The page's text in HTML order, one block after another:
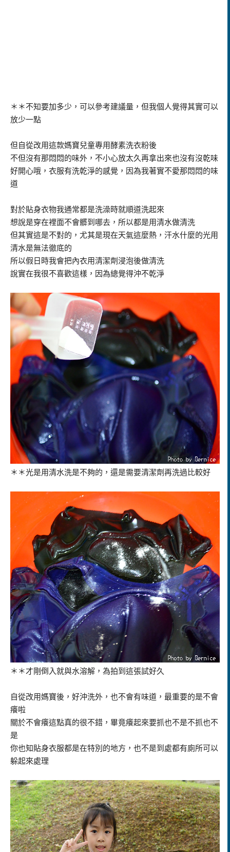
＊＊不知要加多少，可以參考建議量，但我個人覺得其實可以
放少一點
但自從改用這款媽寶兒童專用酵素洗衣粉後
不但沒有那悶悶的味外，不小心放太久再拿出來也沒有沒乾味
好開心哦，衣服有洗乾淨的感覺，因為我著實不愛那悶悶的味
道
對於貼身衣物我通常都是洗澡時就順道洗起來
想說是穿在裡面不會髒到哪去，所以都是用清水做清洗
但其實這是不對的，尤其是現在天氣這麼熱，汗水什麼的光用
清水是無法徹底的
所以假日時我會把內衣用清潔劑浸泡後做清洗
說實在我很不喜歡這樣，因為總覺得沖不乾淨
＊＊光是用清水洗是不夠的，還是需要清潔劑再洗過比較好
＊＊才剛倒入就與水溶解，為拍到這張試好久
自從改用媽寶後，好沖洗外，也不會有味道，最重要的是不會
癢啦
關於不會癢這點真的很不錯，畢竟癢起來要抓也不是不抓也不
是
你也知貼身衣服都是在特別的地方，也不是到處都有廁所可以
躲起來處理